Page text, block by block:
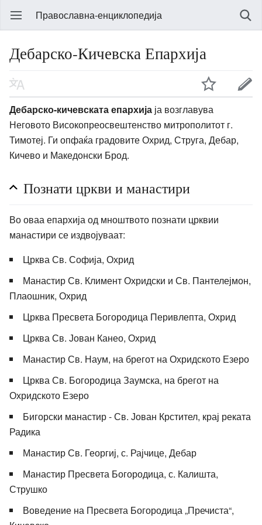
Православна-енциклопедија
Дебарско-Кичевска Епархија
Дебарско-кичевската епархија ја возглавува
Неговото Високопреосвештенство митрополитот г.
Тимотеј. Ги опфаќа градовите Охрид, Струга, Дебар,
Кичево и Македонски Брод.
Познати цркви и манастири
Во оваа епархија од мноштвото познати црквии
манастири се издвојуваат:
Црква Св. Софија, Охрид
Манастир Св. Климент Охридски и Св. Пантелејмон,
Плаошник, Охрид
Црква Пресвета Богородица Перивлепта, Охрид
Црква Св. Јован Канео, Охрид
Манастир Св. Наум, на брегот на Охридското Езеро
Црква Св. Богородица Заумска, на брегот на
Охридското Езеро
Бигорски манастир - Св. Јован Крстител, крај реката
Радика
Манастир Св. Георгиј, с. Рајчице, Дебар
Манастир Пресвета Богородица, с. Калишта,
Струшко
Воведение на Пресвета Богородица „Пречиста“,